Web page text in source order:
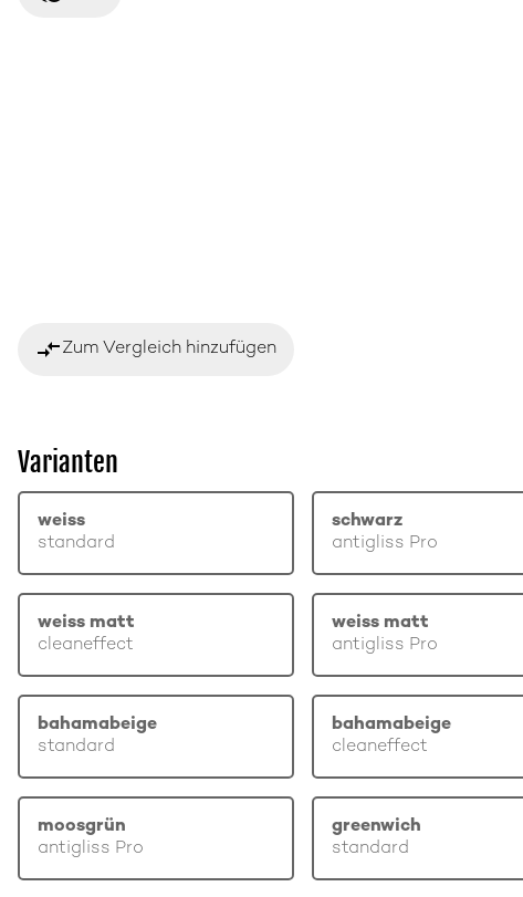
compare_arrowsZum Vergleich hinzufügen
Varianten
weiss
standard
schwarz
antigliss Pro
weiss matt
cleaneffect
weiss matt
antigliss Pro
bahamabeige
standard
bahamabeige
cleaneffect
moosgrün
antigliss Pro
greenwich
standard